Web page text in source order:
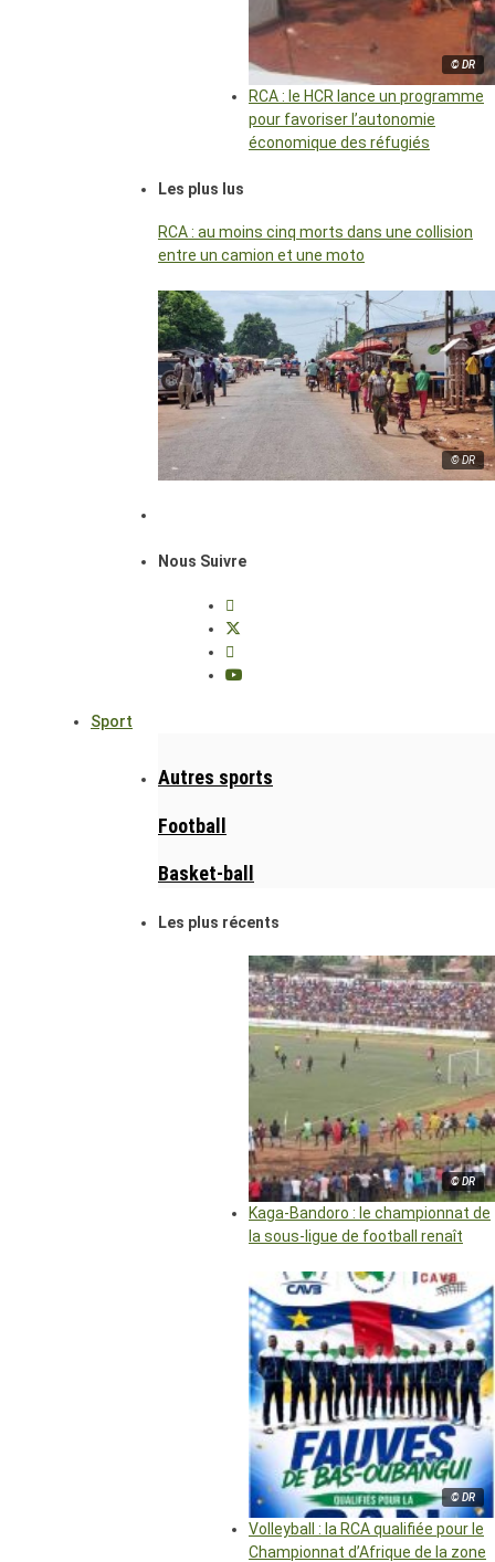
© DR
RCA : le HCR lance un programme
pour favoriser l’autonomie
économique des réfugiés
Les plus lus
RCA : au moins cinq morts dans une collision
entre un camion et une moto
© DR
Nous Suivre
Sport
Autres sports
Football
Basket-ball
Les plus récents
© DR
Kaga-Bandoro : le championnat de
la sous-ligue de football renaît
© DR
Volleyball : la RCA qualifiée pour le
Championnat d’Afrique de la zone